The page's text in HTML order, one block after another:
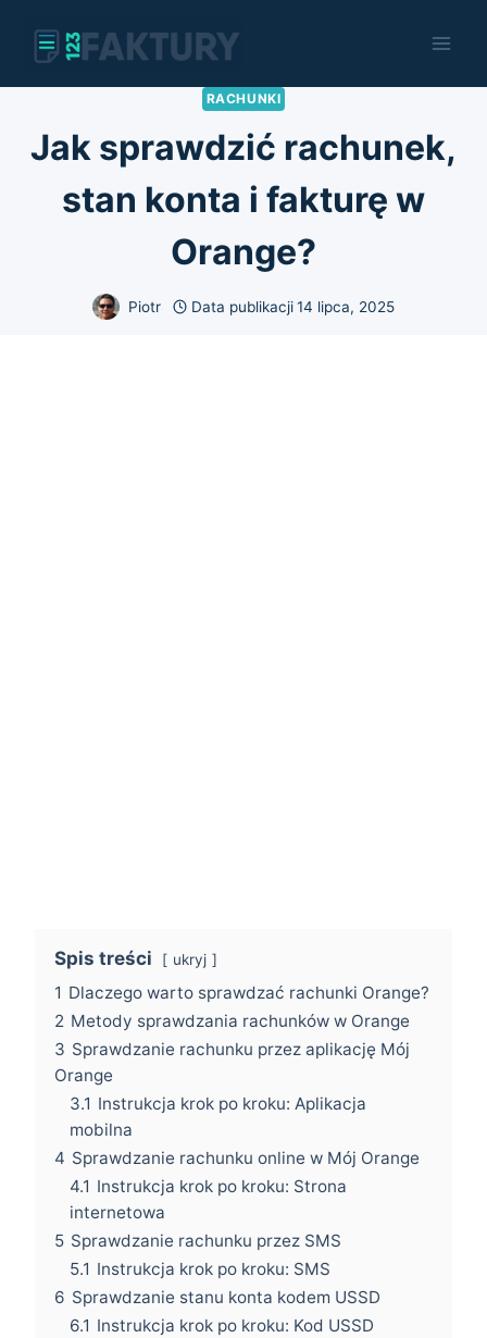
RACHUNKI
Jak sprawdzić rachunek,
stan konta i fakturę w
Orange?
Piotr Data publikacji 14 lipca, 2025
Spis treści ukryj
1 Dlaczego warto sprawdzać rachunki Orange?
2 Metody sprawdzania rachunków w Orange
3 Sprawdzanie rachunku przez aplikację Mój
Orange
3.1 Instrukcja krok po kroku: Aplikacja
mobilna
4 Sprawdzanie rachunku online w Mój Orange
4.1 Instrukcja krok po kroku: Strona
internetowa
5 Sprawdzanie rachunku przez SMS
5.1 Instrukcja krok po kroku: SMS
6 Sprawdzanie stanu konta kodem USSD
6.1 Instrukcja krok po kroku: Kod USSD